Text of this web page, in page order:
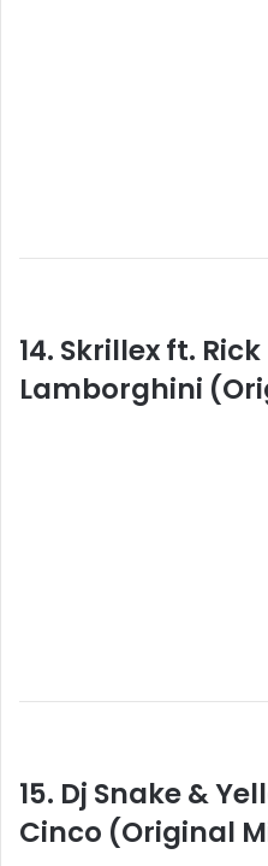
14. Skrillex ft.
Lamborghini
15. Dj Snake &
Cinco (Original